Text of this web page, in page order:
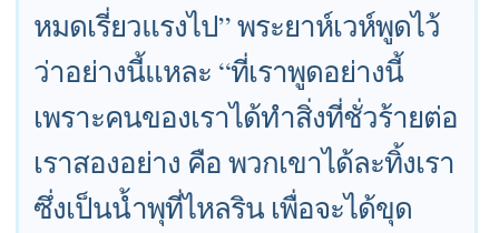
หมดเรี่ยวแรงไป” พระยาห์เวห์พูดไว้
ว่าอย่างนี้แหละ “ที่เราพูดอย่างนี้
เพราะคนของเราได้ทำสิ่งที่ชั่วร้ายต่อ
เราสองอย่าง คือ พวกเขาได้ละทิ้งเรา
ซึ่งเป็นน้ำพุที่ไหลริน เพื่อจะได้ขุด